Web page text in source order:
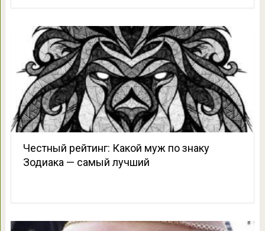
Честный рейтинг: Какой муж по знаку
Зодиака — самый лучший